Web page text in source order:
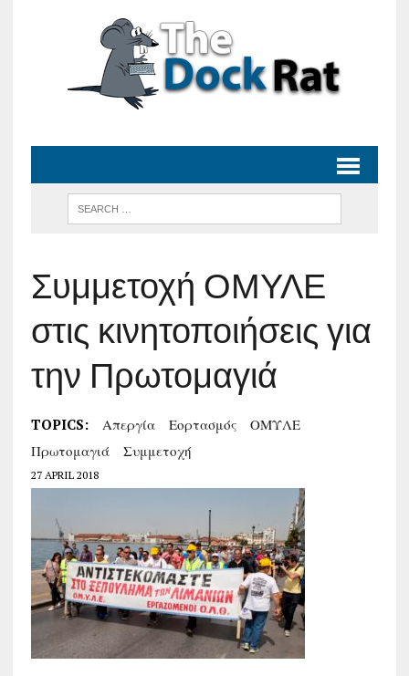
Συμμετοχή ΟΜΥΛΕ
στις κινητοποιήσεις για
την Πρωτομαγιά
TOPICS: Απεργία Εορτασμός
ΟΜΥΛΕ
Πρωτομαγιά
Συμμετοχή
27 APRIL 2018